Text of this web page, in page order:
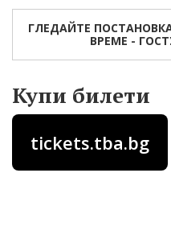
ГЛЕДАЙТЕ
ВРЕМЕ -
Купи билети
tickets.tba.bg